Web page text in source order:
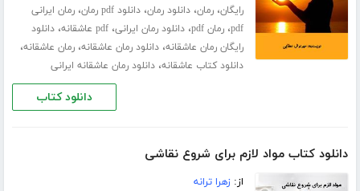
رایگان،رمان،دانلود رمان،دانلود pdf رمان ،رمان ایرانی
pdf،رمان pdf ،دانلود رمان ایرانی،pdf عاشقانه ،دانلود
رایگان رمان عاشقانه،دانلود رمان عاشقانه،رمان عاشقانه،
دانلود کتاب عاشقانه،دانلود رمان عاشقانه ایرانی
دانلود کتاب
دانلود کتاب مواد لازم برای شروع نقاشی
از:زهرا ترانه